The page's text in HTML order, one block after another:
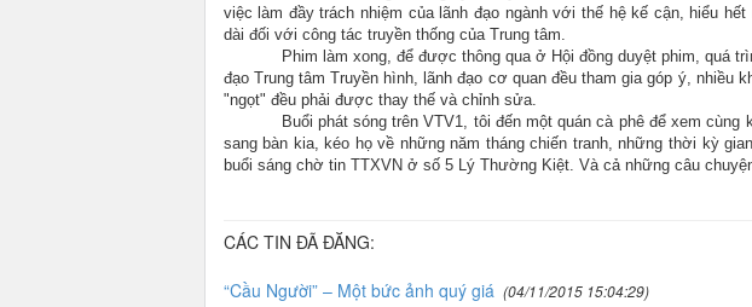
việc làm đầy trách nhiệm của lãnh đạo ngành với thế hệ kế cận, hiểu
dài đối với công tác truyền thống của Trung tâm.
Phim làm xong, để được thông qua ở Hội đồng duyệt phim, quá
đạo Trung tâm Truyền hình, lãnh đạo cơ quan đều tham gia góp ý,
"ngọt" đều phải được thay thế và chỉnh sửa.
Buổi phát sóng trên VTV1, tôi đến một quán cà phê để xem
sang bàn kia, kéo họ về những năm tháng chiến tranh, những thời kỳ
buổi sáng chờ tin TTXVN ở số 5 Lý Thường Kiệt. Và cả những câu
CÁC TIN ĐÃ ĐĂNG:
“Cầu Người” – Một bức ảnh quý giá (04/11/2015 15:04:29)